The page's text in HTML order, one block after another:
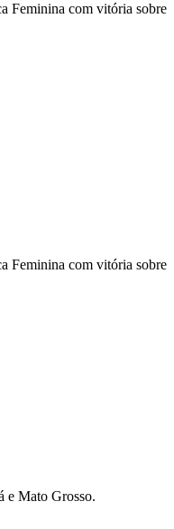
Feminina com vitória sobre
Feminina com vitória sobre
e Mato Grosso.